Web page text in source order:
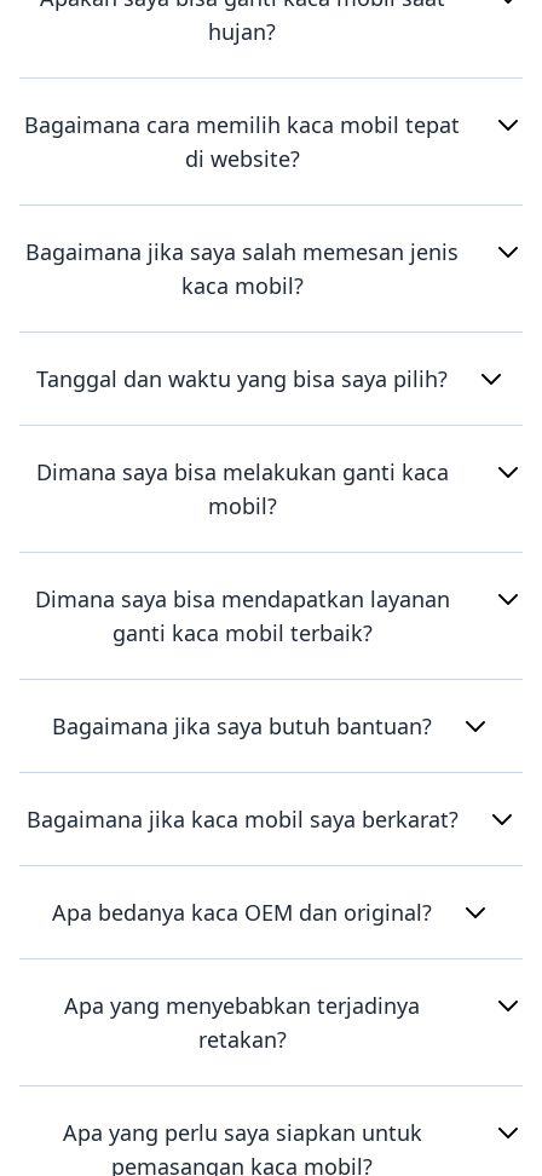
hujan?
Bagaimana cara memilih kaca mobil tepat
di website?
Bagaimana jika saya salah memesan jenis
kaca mobil?
Tanggal dan waktu yang bisa saya pilih?
Dimana saya bisa melakukan ganti kaca
mobil?
Dimana saya bisa mendapatkan layanan
ganti kaca mobil terbaik?
Bagaimana jika saya butuh bantuan?
Bagaimana jika kaca mobil saya berkarat?
Apa bedanya kaca OEM dan original?
Apa yang menyebabkan terjadinya
retakan?
Apa yang perlu saya siapkan untuk
pemasangan kaca mobil?